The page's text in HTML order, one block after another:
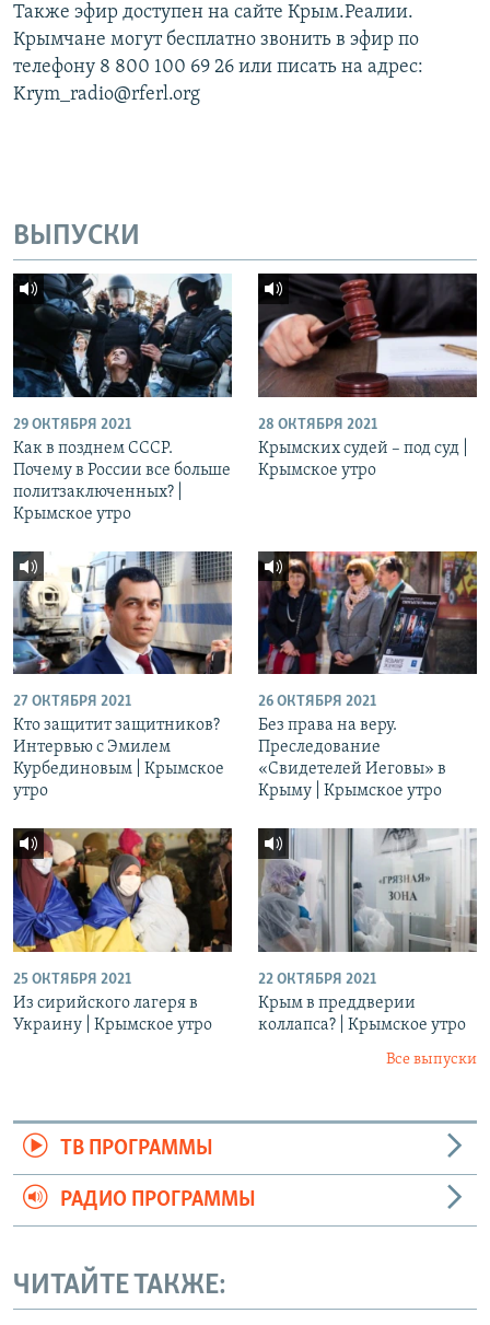
Также эфир доступен на сайте Крым.Реалии.
Крымчане могут бесплатно звонить в эфир по
телефону 8 800 100 69 26 или писать на адрес:
Krym_radio@rferl.org
ВЫПУСКИ
29 ОКТЯБРЯ 2021
Как в позднем СССР.
Почему в России все больше
политзаключенных? |
Крымское утро
28 ОКТЯБРЯ 2021
Крымских судей – под суд |
Крымское утро
27 ОКТЯБРЯ 2021
Кто защитит защитников?
Интервью с Эмилем
Курбединовым | Крымское
утро
26 ОКТЯБРЯ 2021
Без права на веру.
Преследование
«Свидетелей Иеговы» в
Крыму | Крымское утро
25 ОКТЯБРЯ 2021
Из сирийского лагеря в
Украину | Крымское утро
22 ОКТЯБРЯ 2021
Крым в преддверии
коллапса? | Крымское утро
Все выпуски
ТВ ПРОГРАММЫ
РАДИО ПРОГРАММЫ
ЧИТАЙТЕ ТАКЖЕ: